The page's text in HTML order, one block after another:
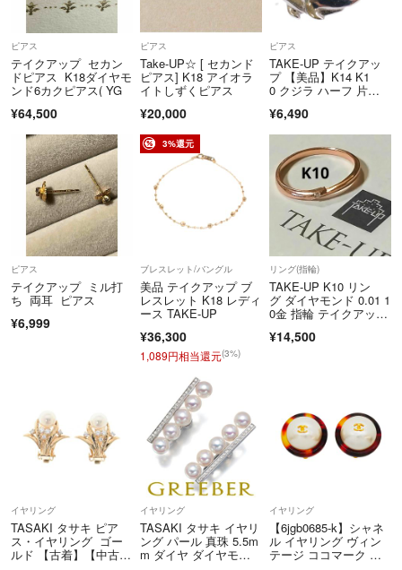
ピアス
テイクアップ セカン
ドピアス K18ダイヤモ
ンド6カクピアス( YG
¥64,500
ピアス
Take-UP☆ [ セカンド
ピアス] K18 アイオラ
イトしずくピアス
¥20,000
ピアス
TAKE-UP テイクアッ
プ 【美品】K14 K1
0 クジラ ハーフ 片
¥6,490
ピアス
テイクアップ ミル打
ち 両耳 ピアス
¥6,999
3%還元
ブレスレット/バングル
美品 テイクアップ ブ
レスレット K18 レディ
ース TAKE-UP
¥36,300
1,089円相当還元(3%)
リング(指輪)
TAKE-UP K10 リン
グ ダイヤモンド 0.01 1
0金 指輪 テイクアッ
¥14,500
イヤリング
TASAKI タサキ ピア
ス・イヤリング ゴー
ルド 【古着】【中古】
イヤリング
TASAKI タサキ イヤリ
ング パール 真珠 5.5m
m ダイヤ ダイヤモン
イヤリング
【6jgb0685-k】シャネ
ル イヤリング ヴィン
テージ ココマーク べ